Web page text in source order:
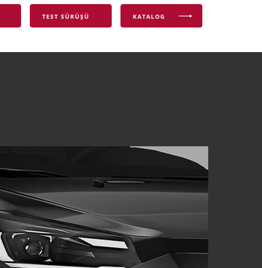
TEST SÜRÜŞÜ KATALOG